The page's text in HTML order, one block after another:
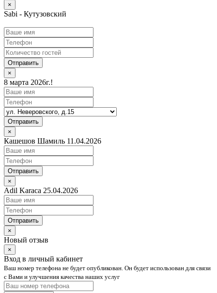
×
Sabi - Кутузовский
Отправить
×
8 марта 2026г.!
Отправить
×
Кашешов Шамиль 11.04.2026
Отправить
×
Adil Karaca 25.04.2026
Отправить
×
Новый отзыв
×
Вход в личный кабинет
Ваш номер телефона не будет опубликован. Он будет использован для связи
с Вами и улучшения качества наших услуг